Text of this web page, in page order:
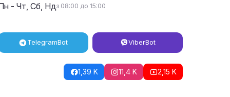
- Чт, Сб, Ндз 08:00 до 15:00
TelegramBot ViberBot
1,39 K 11,4 K 2,15 K